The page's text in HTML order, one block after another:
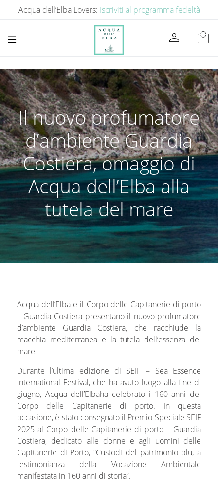
Acqua dell’Elba Lovers: Iscriviti al programma fedeltà
person local_mall
Il nuovo profumatore
d’ambiente Guardia
Costiera, omaggio di
Acqua dell’Elba alla
tutela del mare
Acqua dell’Elba e il Corpo delle Capitanerie di porto
– Guardia Costiera presentano il nuovo profumatore
d’ambiente Guardia Costiera, che racchiude la
macchia mediterranea e la tutela dell’essenza del
mare.
Durante l’ultima edizione di SEIF – Sea Essence
International Festival, che ha avuto luogo alla fine di
giugno, Acqua dell’Elbaha celebrato i 160 anni del
Corpo delle Capitanerie di porto. In questa
occasione, è stato consegnato il Premio Speciale SEIF
2025 al Corpo delle Capitanerie di porto – Guardia
Costiera, dedicato alle donne e agli uomini delle
Capitanerie di Porto, “Custodi del patrimonio blu, a
testimonianza della Vocazione Ambientale
manifestata in 160 anni di storia”.